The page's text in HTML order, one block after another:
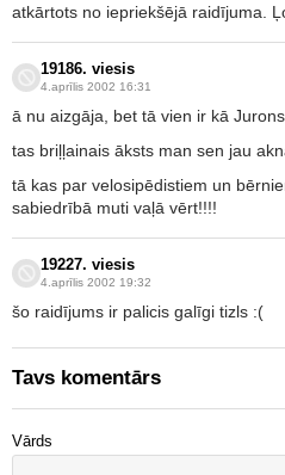
atkārtots no iepriekšējā raidījuma.
19186. viesis
4.aprīlis 2002 16:31
ā nu aizgāja, bet tā vien ir kā Jurons
tas briļļainais āksts man sen jau
tā kas par velosipēdistiem un
sabiedrībā muti vaļā vērt!!!!
19227. viesis
4.aprīlis 2002 19:32
šo raidījums ir palicis galīgi tizls :(
Tavs komentārs
Vārds